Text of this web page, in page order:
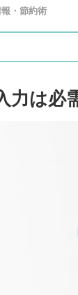
・節約術
力は必